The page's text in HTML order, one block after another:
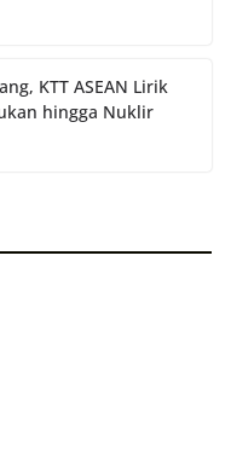
KTT ASEAN Lirik
hingga Nuklir